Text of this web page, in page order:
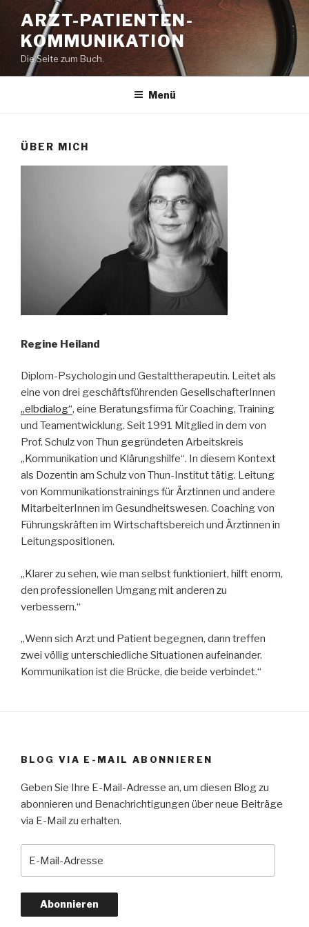
Inhalt
springen
ARZT-PATIENTEN-
KOMMUNIKATION
Die Seite zum Buch.
Menü
ÜBER MICH
Regine Heiland
Diplom-Psychologin und Gestalttherapeutin. Leitet als
eine von drei geschäftsführenden GesellschafterInnen
„elbdialog“, eine Beratungsfirma für Coaching, Training
und Teamentwicklung. Seit 1991 Mitglied in dem von
Prof. Schulz von Thun gegründeten Arbeitskreis
„Kommunikation und Klärungshilfe“. In diesem Kontext
als Dozentin am Schulz von Thun-Institut tätig. Leitung
von Kommunikationstrainings für Ärztinnen und andere
MitarbeiterInnen im Gesundheitswesen. Coaching von
Führungskräften im Wirtschaftsbereich und Ärztinnen in
Leitungspositionen.
„Klarer zu sehen, wie man selbst funktioniert, hilft enorm,
den professionellen Umgang mit anderen zu
verbessern.“
„Wenn sich Arzt und Patient begegnen, dann treffen
zwei völlig unterschiedliche Situationen aufeinander.
Kommunikation ist die Brücke, die beide verbindet.“
BLOG VIA E-MAIL ABONNIEREN
Geben Sie Ihre E-Mail-Adresse an, um diesen Blog zu
abonnieren und Benachrichtigungen über neue Beiträge
via E-Mail zu erhalten.
i